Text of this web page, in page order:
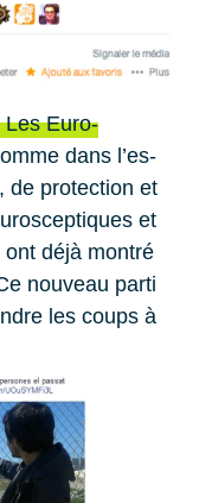
Les Eu­ro­
dans l’es­
de pro­tec­tion et
et
déjà mon­tré
nou­veau parti
les coups à